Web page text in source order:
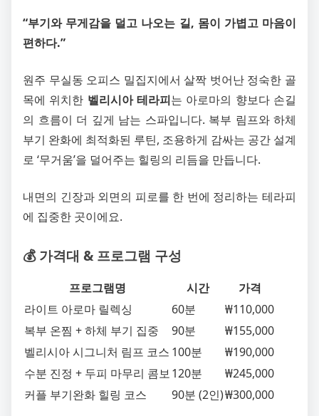
“부기와 무게감을 덜고 나오는 길, 몸이 가볍고 마음이
편하다.”
원주 무실동 오피스 밀집지에서 살짝 벗어난 정숙한 골
목에 위치한 벨리시아 테라피는 아로마의 향보다 손길
의 흐름이 더 깊게 남는 스파입니다. 복부 림프와 하체
부기 완화에 최적화된 루틴, 조용하게 감싸는 공간 설계
로 ‘무거움’을 덜어주는 힐링의 리듬을 만듭니다.
내면의 긴장과 외면의 피로를 한 번에 정리하는 테라피
에 집중한 곳이에요.
💰 가격대 & 프로그램 구성
프로그램명 시간
가격
라이트 아로마 릴렉싱
60분
₩110,000
복부 온찜 + 하체 부기 집중
90분
₩155,000
벨리시아 시그니처 림프 코스 100분
₩190,000
수분 진정 + 두피 마무리 콤보120분
₩245,000
커플 부기완화 힐링 코스
90분 (2인)₩300,000